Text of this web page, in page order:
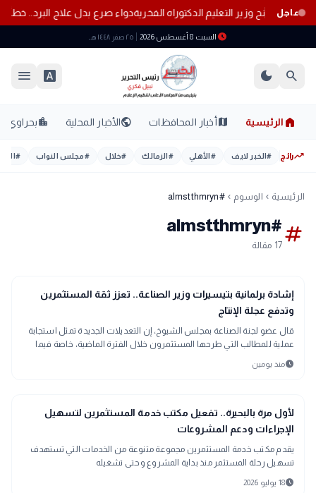
عاجلتمنح وزير التعليم الدكتوراه الفخريةدواء صرع بدل علاج البرد.. خطأ
schedule السبت 8 أغسطس 2026 ٢٥ صفر ١٤٤٨ هـ
search
dark_mode
font_download
menu
home الرئيسية mapأخبار المحافظات publicالأخبار المحلية location_cityبحراوي
trending_upرائج #الخبر لايف #الأهلي #الزمالك #خلال #مجلس النواب #
الرئيسية chevron_left الوسوم chevron_left
#almstthmryn
tag
#almstthmryn
17 مقالة
account_balance
برلمان ونواب
إشادة برلمانية بتيسيرات وزير الصناعة.. تعزز ثقة المستثمرين
وتدفع عجلة الإنتاج
قال عضو لجنة الصناعة بمجلس الشيوخ، إن التعديلات الجديدة تمثل استجابة
عملية للمطالب التي طرحها المستثمرون خلال الفترة الماضية، خاصة فيما
يتعلق بإلغاء القيد الزمني الخاص بالتصرف في الأراضي الصناعية والاكتفاء
بإثبات الجدية وهو ما يحقق التوازن بين حماية أصول الدولة ومنح المستثمرين
scheduleمنذ يومين
location_city
بحراوي
لأول مرة بالبحيرة.. تفعيل مكتب خدمة المستثمرين لتسهيل
الإجراءات ودعم المشروعات
يقدم مكتب خدمة المستثمرين مجموعة متنوعة من الخدمات التي تستهدف
تسهيل رحلة المستثمر منذ بداية المشروع وحتى تشغيله
schedule18 يوليو 2026